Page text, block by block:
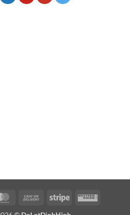
MasterCardCash
Stripe
Western